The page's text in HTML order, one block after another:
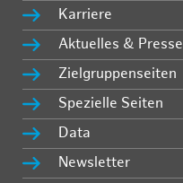
Karriere
Aktuelles & Presse
Zielgruppenseiten
Spezielle Seiten
Data
Newsletter